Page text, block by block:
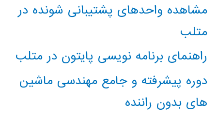
مشاهده واحدهای پشتیبانی شونده در
متلب
راهنمای برنامه نویسی پایتون در متلب
دوره پیشرفته و جامع مهندسی ماشین
های بدون راننده